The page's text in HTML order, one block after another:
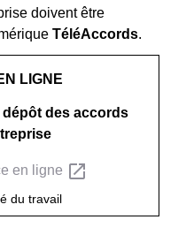
doivent être
TéléAccords.
LIGNE
des accords
en ligne open_in_new
du travail